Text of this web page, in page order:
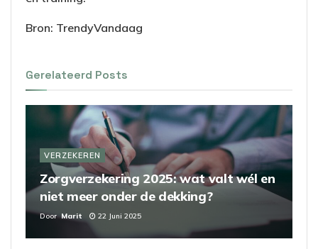
Bron: TrendyVandaag
Gerelateerd Posts
VERZEKEREN
Zorgverzekering 2025: wat valt wél en
niet meer onder de dekking?
Door Marit 22 Juni 2025